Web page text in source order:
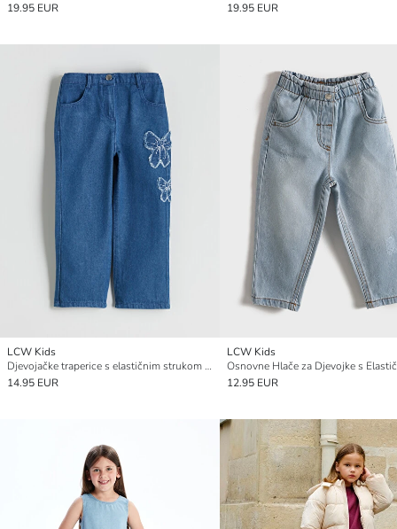
19.95 EUR
19.95 EUR
LCW Kids
Djevojačke traperice s elastičnim strukom i vezanom mašnom
14.95 EUR
LCW Kids
12.95 EUR